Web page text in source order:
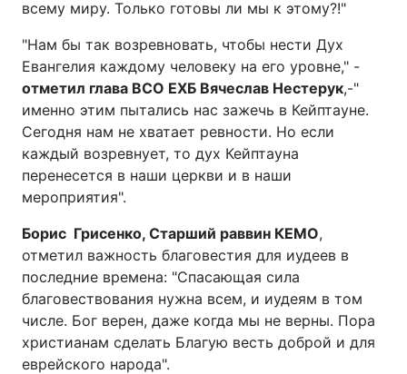
всему миру. Только готовы ли мы к этому?!"
"Нам бы так возревновать, чтобы нести Дух
Евангелия каждому человеку на его уровне," -
отметил глава ВСО ЕХБ Вячеслав Нестерук,-"
именно этим пытались нас зажечь в Кейптауне.
Сегодня нам не хватает ревности. Но если
каждый возревнует, то дух Кейптауна
перенесется в наши церкви и в наши
мероприятия".
Борис Грисенко, Старший раввин КЕМО,
отметил важность благовестия для иудеев в
последние времена: "Спасающая сила
благовествования нужна всем, и иудеям в том
числе. Бог верен, даже когда мы не верны. Пора
христианам сделать Благую весть доброй и для
еврейского народа".